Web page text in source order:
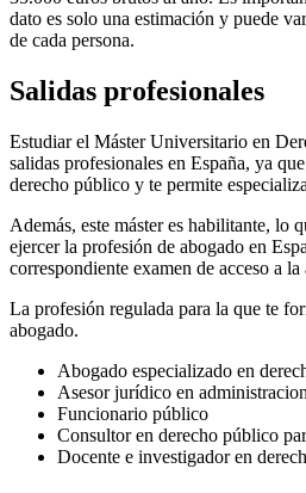
dato es solo una estimación y puede
de cada persona.
Salidas profesionales
Estudiar el Máster Universitario en
salidas profesionales en España, ya
derecho público y te permite
Además, este máster es habilitante, lo
ejercer la profesión de abogado en
correspondiente examen de acceso a la
La profesión regulada para la que te
abogado.
Abogado especializado en
Asesor jurídico en
Funcionario público
Consultor en derecho público
Docente e investigador en